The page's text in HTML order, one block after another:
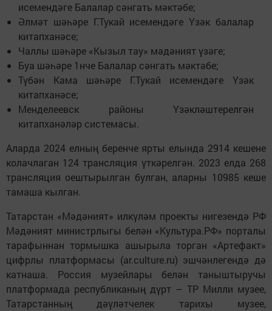
исемендәге Балалар сәнгать мәктәбе;
Әлмәт шәһәре Г.Тукай исемендәге Үзәк балалар
китапханәсе;
Чаллы шәһәре «Кызыл тау» мәдәният үзәге;
Буа шәһәре 1нче Балалар сәнгать мәктәбе;
Түбән Кама шәһәре Г.Тукай исемендәге Үзәк
китапханәсе;
Менделеевск районы Үзәкләштерелгән
китапханәләр системасы.
Аларда 2024 елның беренче ярты елында 2914 кешене
колачлаган 124 трансляция үткәрелгән. 2023 елда 268
трансляция оештырылган булган, аларны 10985 кеше
тамаша кылган.
Татарстан «Мәдәният» илкүләм проекты нигезендә РФ
Мәдәният министрлыгы белән «Культура.РФ» порталы
тарафыннан тормышка ашырыла торган «Артефакт»
цифрлы платформасы (ar.culture.ru) эшчәнлегендә дә
катнаша. Россия музейлары белән таныштыручы
платформада республиканың дүрт – ТР Милли музее,
Татарстанның дәүләтчелек тарихы музее,